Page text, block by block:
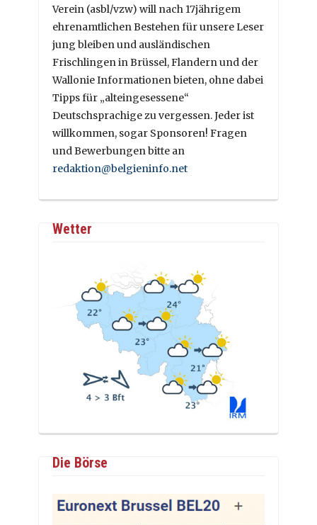
Verein (asbl/vzw) will nach 17jährigem
ehrenamtlichen Bestehen für unsere Leser
jung bleiben und ausländischen
Frischlingen in Brüssel, Flandern und der
Wallonie Informationen bieten, ohne dabei
Tipps für „alteingesessene“
Deutschsprachige zu vergessen. Jeder ist
willkommen, sogar Sponsoren! Fragen
und Bewerbungen bitte an
redaktion@belgieninfo.net
Wetter
Die Börse